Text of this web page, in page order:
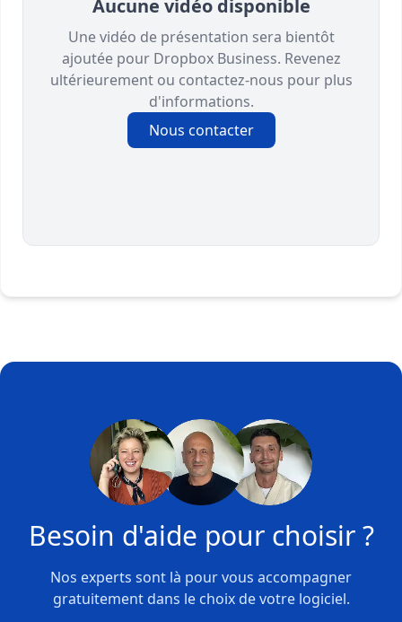
Aucune vidéo disponible
Une vidéo de présentation sera bientôt
ajoutée pour Dropbox Business. Revenez
ultérieurement ou contactez-nous pour plus
d'informations.
Nous contacter
Besoin d'aide pour choisir ?
Nos experts sont là pour vous accompagner
gratuitement dans le choix de votre logiciel.